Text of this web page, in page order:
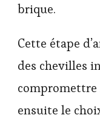
brique.
Cette étape
des chevilles
compromettre
ensuite le